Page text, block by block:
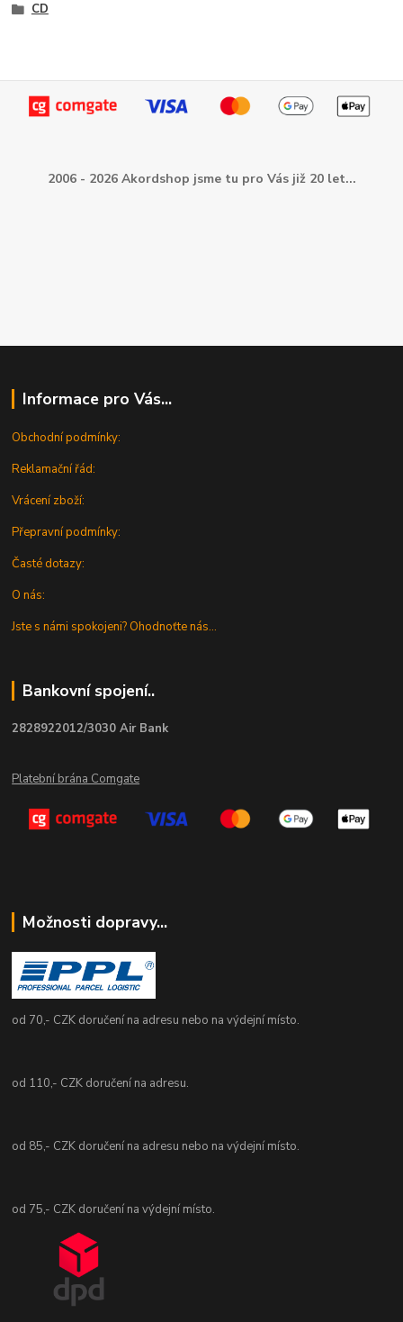
CD
2006 - 2026 Akordshop jsme tu pro Vás již 20 let...
Informace pro Vás...
Obchodní podmínky:
Reklamační řád:
Vrácení zboží:
Přepravní podmínky:
Časté dotazy:
O nás:
Jste s námi spokojeni? Ohodnoťte nás...
Bankovní spojení..
2828922012/3030 Air Bank
Platební brána Comgate
Možnosti dopravy...
od 70,- CZK doručení na adresu nebo na výdejní místo.
od 110,- CZK doručení na adresu.
od 85,- CZK doručení na adresu nebo na výdejní místo.
od 75,- CZK doručení na výdejní místo.